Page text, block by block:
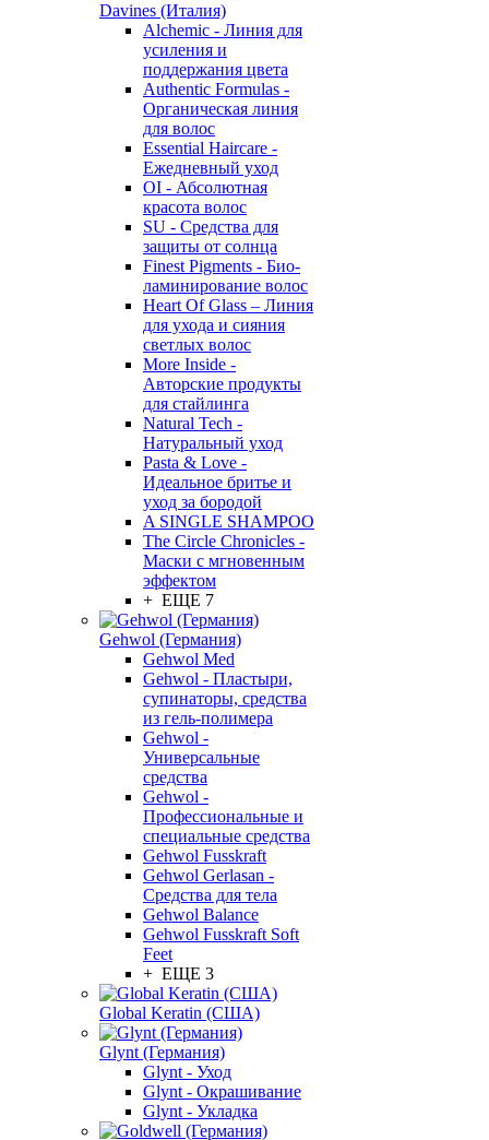
Davines (Италия)
Alchemic - Линия для
усиления и
поддержания цвета
Authentic Formulas -
Органическая линия
для волос
Essential Haircare -
Eжедневный уход
OI - Абсолютная
красота волос
SU - Средства для
защиты от солнца
Finest Pigments - Био-
ламинирование волос
Heart Of Glass – Линия
для ухода и сияния
светлых волос
More Inside -
Авторские продукты
для стайлинга
Natural Tech -
Натуральный уход
Pasta & Love -
Идеальное бритье и
уход за бородой
A SINGLE SHAMPOO
The Circle Chronicles -
Маски с мгновенным
эффектом
+ ЕЩЕ 7
Gehwol (Германия)
Gehwol Med
Gehwol - Пластыри,
супинаторы, средства
из гель-полимера
Gehwol -
Универсальные
средства
Gehwol -
Профессиональные и
специальные средства
Gehwol Fusskraft
Gehwol Gerlasan -
Средства для тела
Gehwol Balance
Gehwol Fusskraft Soft
Feet
+ ЕЩЕ 3
Global Keratin (США)
Glynt (Германия)
Glynt - Уход
Glynt - Окрашивание
Glynt - Укладка